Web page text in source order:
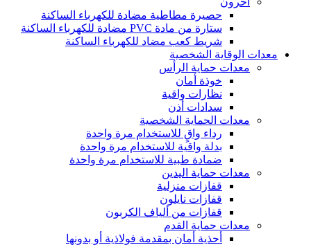
حصيرة مطاطية مضادة للكهرباء الساكنة
ستارة من مادة PVC مضادة للكهرباء الساكنة
شريط كعب مضاد للكهرباء الساكنة
معدات الوقاية الشخصية
معدات حماية الرأس
خوذة أمان
نظارات واقية
سدادات أذن
معدات الحماية الشخصية
رداء واقٍ للاستخدام مرة واحدة
بدلة واقية للاستخدام مرة واحدة
ضمادة طبية للاستخدام مرة واحدة
معدات حماية اليدين
قفازات منزلية
قفازات نايلون
قفازات من ألياف الكربون
معدات حماية القدم
أحذية أمان بمقدمة فولاذية أو بدونها